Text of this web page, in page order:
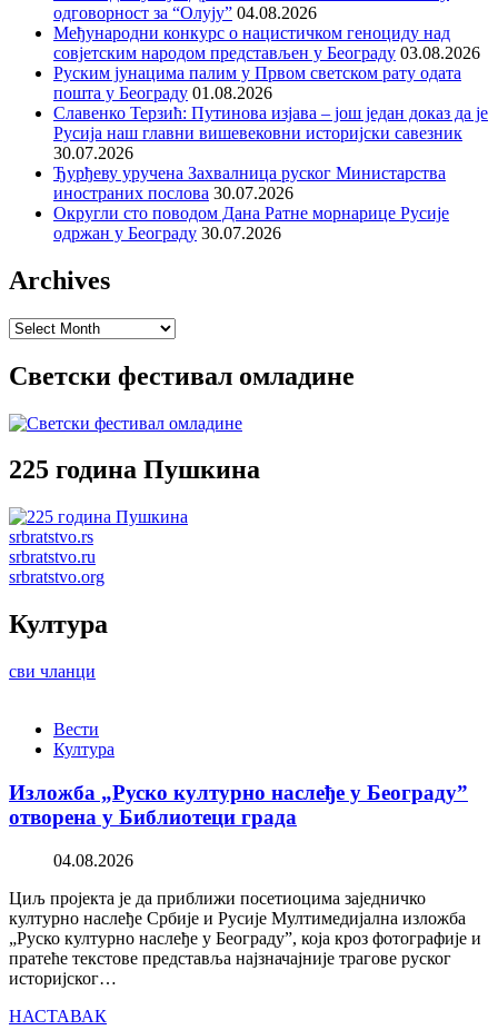
одговорност за “Олују” 04.08.2026
Међународни конкурс о нацистичком геноциду над
совјетским народом представљен у Београду 03.08.2026
Руским јунацима палим у Првом светском рату одата
пошта у Београду 01.08.2026
Славенко Терзић: Путинова изјава – још један доказ да је
Русија наш главни вишевековни историјски савезник
30.07.2026
Ђурђеву уручена Захвалница руског Министарства
иностраних послова 30.07.2026
Округли сто поводом Дана Ратне морнарице Русије
одржан у Београду 30.07.2026
Archives
Archives
Светски фестивал омладине
225 година Пушкина
srbratstvo.rs
srbratstvo.ru
srbratstvo.org
Култура
сви чланци
Вести
Култура
Изложба „Руско културно наслеђе у Београду”
отворена у Библиотеци града
04.08.2026
Циљ пројекта је да приближи посетиоцима заједничко
културно наслеђе Србије и Русије Мултимедијална изложба
„Руско културно наслеђе у Београду”, која кроз фотографије и
пратеће текстове представља најзначајније трагове руског
историјског…
НАСТАВАК